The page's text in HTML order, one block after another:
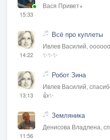
15:33
Вася Привет+
14:22
Всё про куплеты
Ивлев Василий,
✨✨✨
13:13
Робот Зина
Ивлев Василий,
👍✨
11:56
Земляника
Денисова Владлена,